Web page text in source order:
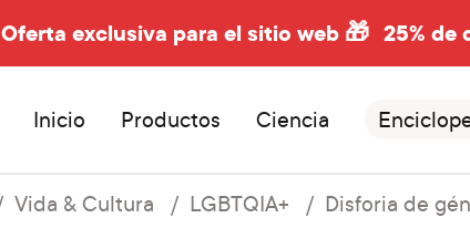
Oferta exclusiva para el sitio web 🎁 25% de
Inicio Productos Ciencia
Vida & Cultura LGBTQIA+ Disforia de